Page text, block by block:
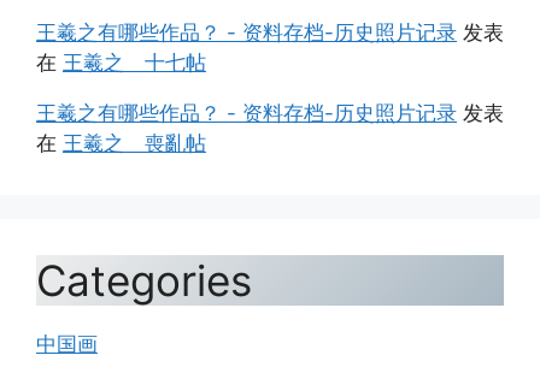
王羲之有哪些作品？ - 资料存档-历史照片记录 发表
在 王羲之 十七帖
王羲之有哪些作品？ - 资料存档-历史照片记录 发表
在 王羲之 喪亂帖
Categories
中国画